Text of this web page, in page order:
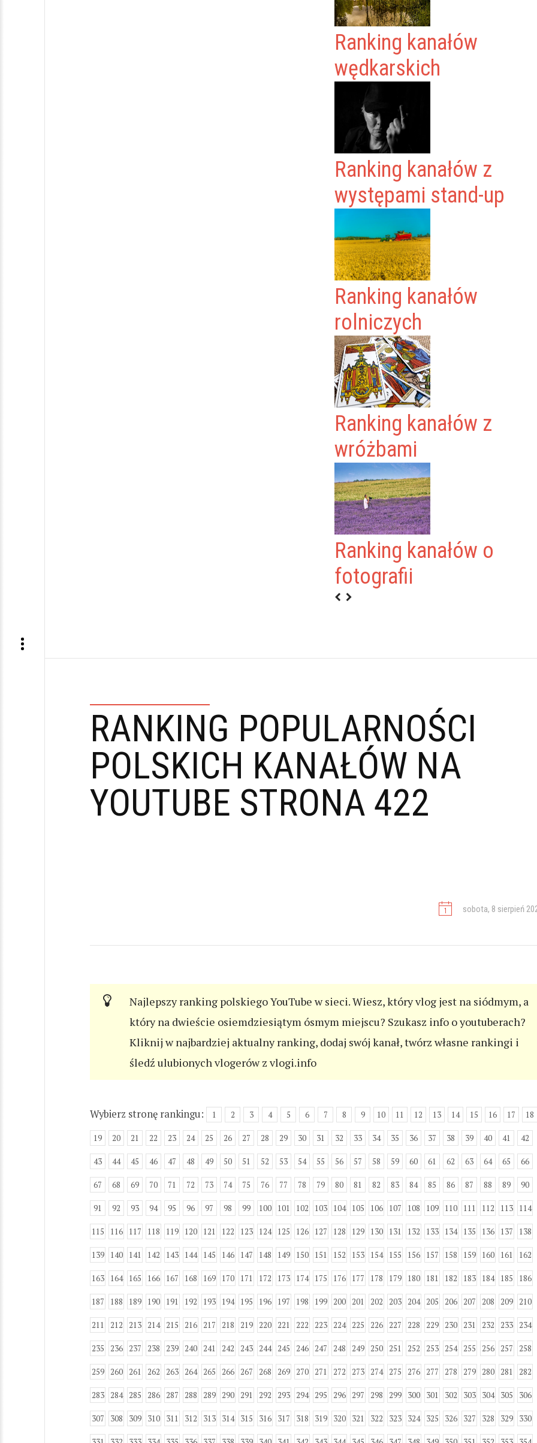
Ranking kanałów
wędkarskich
Ranking kanałów z
występami stand-up
Ranking kanałów
rolniczych
Ranking kanałów z
wróżbami
Ranking kanałów o
fotografii
RANKING POPULARNOŚCI
POLSKICH KANAŁÓW NA
YOUTUBE STRONA 422
sobota, 8 sierpień
Najlepszy ranking polskiego YouTube w sieci. Wiesz, który vlog jest na siódmym, a
który na dwieście osiemdziesiątym ósmym miejscu? Szukasz info o youtuberach?
Kliknij w najbardziej aktualny ranking, dodaj swój kanał, twórz własne rankingi i
śledź ulubionych vlogerów z vlogi.info
Wybierz stronę rankingu: 1 2 3 4 5 6 7 8 9 10 11 12 13 14 15 16 17 18
19 20 21 22 23 24 25 26 27 28 29 30 31 32 33 34 35 36 37 38 39 40 41 42
43 44 45 46 47 48 49 50 51 52 53 54 55 56 57 58 59 60 61 62 63 64 65 66
67 68 69 70 71 72 73 74 75 76 77 78 79 80 81 82 83 84 85 86 87 88 89 90
91 92 93 94 95 96 97 98 99 100 101 102 103 104 105 106 107 108 109 110 111 112 113 114
115 116 117 118 119 120 121 122 123 124 125 126 127 128 129 130 131 132 133 134 135 136 137 138
139 140 141 142 143 144 145 146 147 148 149 150 151 152 153 154 155 156 157 158 159 160 161 162
163 164 165 166 167 168 169 170 171 172 173 174 175 176 177 178 179 180 181 182 183 184 185 186
187 188 189 190 191 192 193 194 195 196 197 198 199 200 201 202 203 204 205 206 207 208 209 210
211 212 213 214 215 216 217 218 219 220 221 222 223 224 225 226 227 228 229 230 231 232 233 234
235 236 237 238 239 240 241 242 243 244 245 246 247 248 249 250 251 252 253 254 255 256 257 258
259 260 261 262 263 264 265 266 267 268 269 270 271 272 273 274 275 276 277 278 279 280 281 282
283 284 285 286 287 288 289 290 291 292 293 294 295 296 297 298 299 300 301 302 303 304 305 306
307 308 309 310 311 312 313 314 315 316 317 318 319 320 321 322 323 324 325 326 327 328 329 330